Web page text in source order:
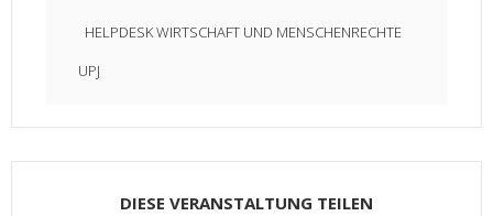
HELPDESK WIRTSCHAFT UND MENSCHENRECHTE
UPJ
DIESE VERANSTALTUNG TEILEN